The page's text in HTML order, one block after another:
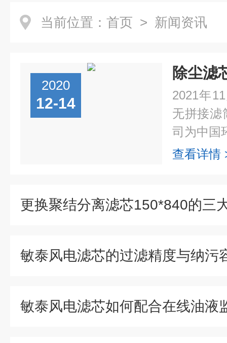
当前位置： 首页 > 新闻资讯
2020
12-14
除尘滤
2021年
无拼接滤
司为中国
查看详情
更换聚结分离滤芯150*840的三
敏泰风电滤芯的过滤精度与纳污